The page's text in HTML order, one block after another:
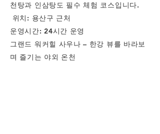
천탕과 인삼탕도 필수 체험 코스입니다.
위치: 용산구 근처
운영시간: 24시간 운영
그랜드 워커힐 사우나 – 한강 뷰를 바라보
며 즐기는 야외 온천